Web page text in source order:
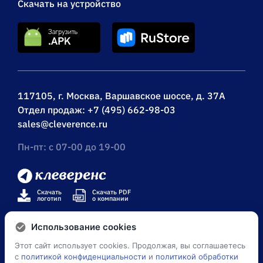
Использование cookies
Этот сайт использует cookies. Продолжая, вы соглашаетесь
с политикой конфиденциальности и политикой обработки
117105, г. Москва, Варшавское шоссе, д. 37А
Отдел продаж: +7 (495) 662-98-03
sales@cleverence.ru
Пн-пт: с 07-00 до 19-00
Скачать на устройство
Скачать
логотип
Скачать PDF
о компании
© Клеверенс 2026